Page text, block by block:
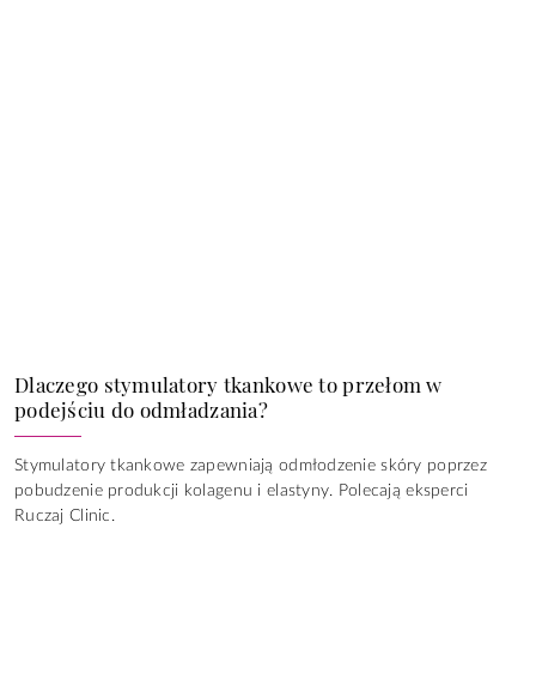
Dlaczego stymulatory tkankowe to przełom w
podejściu do odmładzania?
Stymulatory tkankowe zapewniają odmłodzenie skóry poprzez
pobudzenie produkcji kolagenu i elastyny. Polecają eksperci
Ruczaj Clinic.